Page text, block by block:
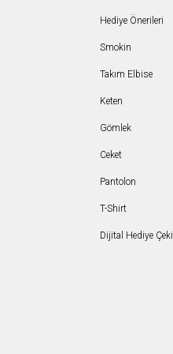
Hediye Önerileri
Smokin
Takım Elbise
Keten
Gömlek
Ceket
Pantolon
T-Shirt
Dijital Hediye Çeki